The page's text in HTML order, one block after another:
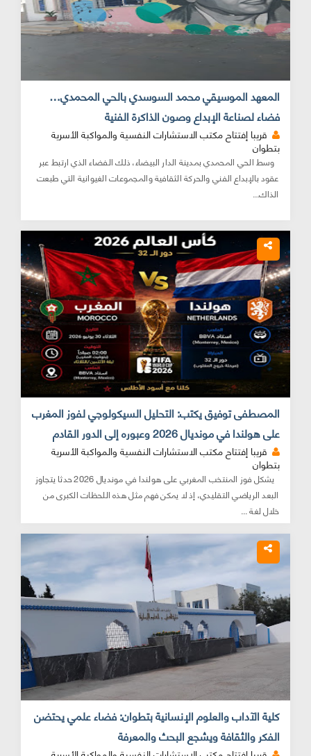
المعهد الموسيقي محمد السوسدي بالحي المحمدي…
فضاء لصناعة الإبداع وصون الذاكرة الفنية
قريبا إفتتاح مكتب الاستشارات النفسية والمواكبة الأسرية
بتطوان
وسط الحي المحمدي بمدينة الدار البيضاء، ذلك الفضاء الذي ارتبط عبر
عقود بالإبداع الفني والحركة الثقافية والمجموعات الغيوانية التي طبعت
الذاك...
المصطفى توفيق يكتب: التحليل السيكولوجي لفوز المغرب
على هولندا في مونديال 2026 وعبوره إلى الدور القادم
قريبا إفتتاح مكتب الاستشارات النفسية والمواكبة الأسرية
بتطوان
يشكل فوز المنتخب المغربي على هولندا في مونديال 2026 حدثا يتجاوز
البعد الرياضي التقليدي، إذ لا يمكن فهم مثل هذه اللحظات الكبرى من
خلال لغة ...
كلية الآداب والعلوم الإنسانية بتطوان: فضاء علمي يحتضن
الفكر والثقافة ويشجع البحث والمعرفة